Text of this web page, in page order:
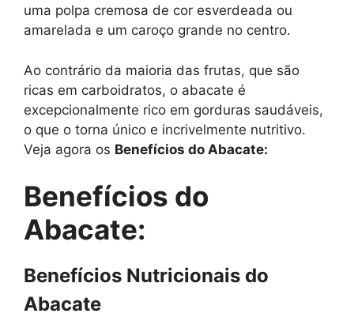
uma polpa cremosa de cor esverdeada ou
amarelada e um caroço grande no centro.
Ao contrário da maioria das frutas, que são
ricas em carboidratos, o abacate é
excepcionalmente rico em gorduras saudáveis,
o que o torna único e incrivelmente nutritivo.
Veja agora os Benefícios do Abacate:
Benefícios do
Abacate:
Benefícios Nutricionais do
Abacate